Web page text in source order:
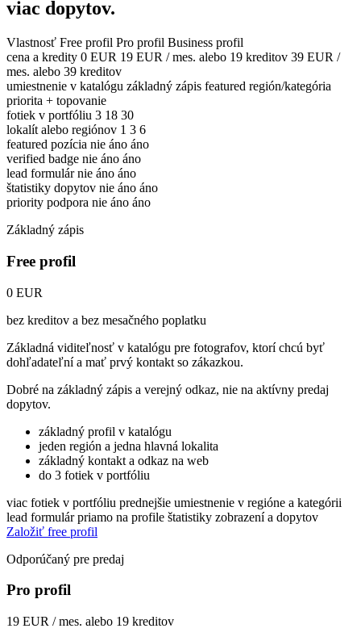
viac dopytov.
Vlastnosť Free profil Pro profil Business profil
cena a kredity 0 EUR 19 EUR / mes. alebo 19 kreditov 39 EUR /
mes. alebo 39 kreditov
umiestnenie v katalógu základný zápis featured región/kategória
priorita + topovanie
fotiek v portfóliu 3 18 30
lokalít alebo regiónov 1 3 6
featured pozícia nie áno áno
verified badge nie áno áno
lead formulár nie áno áno
štatistiky dopytov nie áno áno
priority podpora nie áno áno
Základný zápis
Free profil
0 EUR
bez kreditov a bez mesačného poplatku
Základná viditeľnosť v katalógu pre fotografov, ktorí chcú byť
dohľadateľní a mať prvý kontakt so zákazkou.
Dobré na základný zápis a verejný odkaz, nie na aktívny predaj
dopytov.
základný profil v katalógu
jeden región a jedna hlavná lokalita
základný kontakt a odkaz na web
do 3 fotiek v portfóliu
viac fotiek v portfóliu prednejšie umiestnenie v regióne a kategórii
lead formulár priamo na profile štatistiky zobrazení a dopytov
Založiť free profil
Odporúčaný pre predaj
Pro profil
19 EUR / mes. alebo 19 kreditov